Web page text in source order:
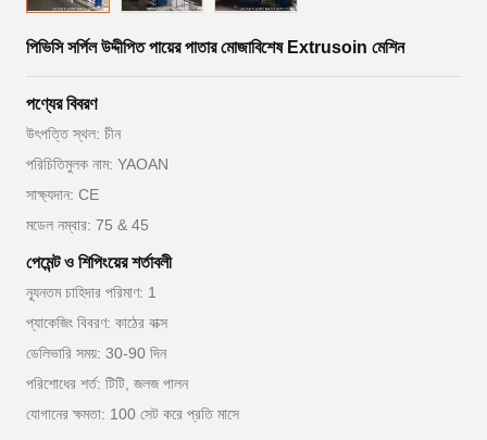
পিভিসি সর্পিল উদ্দীপিত পায়ের পাতার মোজাবিশেষ Extrusoin মেশিন
পণ্যের বিবরণ
উৎপত্তি স্থল: চীন
পরিচিতিমুলক নাম: YAOAN
সাক্ষ্যদান: CE
মডেল নম্বার: 75 & 45
পেমেন্ট ও শিপিংয়ের শর্তাবলী
ন্যূনতম চাহিদার পরিমাণ: 1
প্যাকেজিং বিবরণ: কাঠের বাক্স
ডেলিভারি সময়: 30-90 দিন
পরিশোধের শর্ত: টিটি, জলজ পালন
যোগানের ক্ষমতা: 100 সেট করে প্রতি মাসে